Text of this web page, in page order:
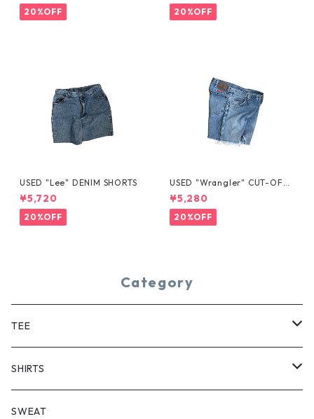
20%OFF 20%OFF
USED "Lee" DENIM SHORTS
¥5,720
20%OFF
USED "Wrangler" CUT-OFF
DENIM SHORTS
¥5,280
20%OFF
Category
TEE
SHORT SLEEVE
LONG SLEEVE
SHIRTS
SHORT SLEEVE
SWEAT